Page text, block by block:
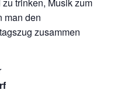
man den
zusammen